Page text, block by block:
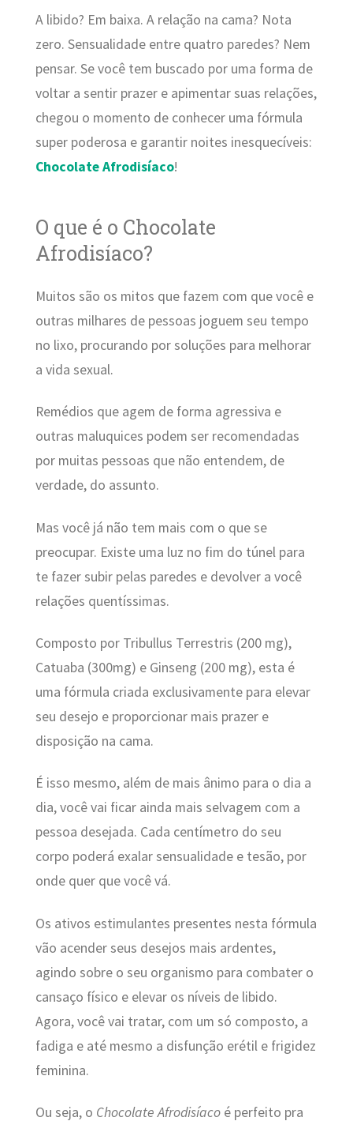
A libido? Em baixa. A relação na cama? Nota
zero. Sensualidade entre quatro paredes? Nem
pensar. Se você tem buscado por uma forma de
voltar a sentir prazer e apimentar suas relações,
chegou o momento de conhecer uma fórmula
super poderosa e garantir noites inesquecíveis:
Chocolate Afrodisíaco!
O que é o Chocolate
Afrodisíaco?
Muitos são os mitos que fazem com que você e
outras milhares de pessoas joguem seu tempo
no lixo, procurando por soluções para melhorar
a vida sexual.
Remédios que agem de forma agressiva e
outras maluquices podem ser recomendadas
por muitas pessoas que não entendem, de
verdade, do assunto.
Mas você já não tem mais com o que se
preocupar. Existe uma luz no fim do túnel para
te fazer subir pelas paredes e devolver a você
relações quentíssimas.
Composto por Tribullus Terrestris (200 mg),
Catuaba (300mg) e Ginseng (200 mg), esta é
uma fórmula criada exclusivamente para elevar
seu desejo e proporcionar mais prazer e
disposição na cama.
É isso mesmo, além de mais ânimo para o dia a
dia, você vai ficar ainda mais selvagem com a
pessoa desejada. Cada centímetro do seu
corpo poderá exalar sensualidade e tesão, por
onde quer que você vá.
Os ativos estimulantes presentes nesta fórmula
vão acender seus desejos mais ardentes,
agindo sobre o seu organismo para combater o
cansaço físico e elevar os níveis de libido.
Agora, você vai tratar, com um só composto, a
fadiga e até mesmo a disfunção erétil e frigidez
feminina.
Ou seja, o Chocolate Afrodisíacoé perfeito pra